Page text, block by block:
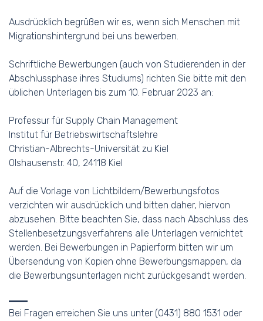
Ausdrücklich begrüßen wir es, wenn sich Menschen mit
Migrationshintergrund bei uns bewerben.
Schriftliche Bewerbungen (auch von Studierenden in der
Abschlussphase ihres Studiums) richten Sie bitte mit den
üblichen Unterlagen bis zum 10. Februar 2023 an:
Professur für Supply Chain Management
Institut für Betriebswirtschaftslehre
Christian-Albrechts-Universität zu Kiel
Olshausenstr. 40, 24118 Kiel
Auf die Vorlage von Lichtbildern/Bewerbungsfotos
verzichten wir ausdrücklich und bitten daher, hiervon
abzusehen. Bitte beachten Sie, dass nach Abschluss des
Stellenbesetzungsverfahrens alle Unterlagen vernichtet
werden. Bei Bewerbungen in Papierform bitten wir um
Übersendung von Kopien ohne Bewerbungsmappen, da
die Bewerbungsunterlagen nicht zurückgesandt werden.
Bei Fragen erreichen Sie uns unter (0431) 880 1531 oder